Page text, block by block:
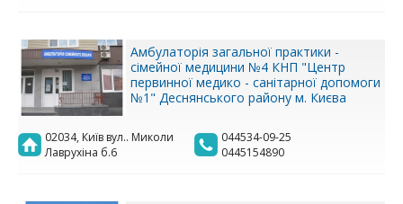
Амбулаторія загальної практики -
сімейної медицини №4 КНП "Центр
первинної медико - санітарної допомоги
№1" Деснянського району м. Києва
02034, Київ вул.. Миколи
Лаврухіна б.6
044534-09-25
0445154890